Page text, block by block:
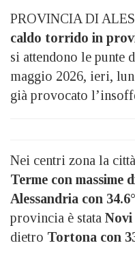
PROVINCIA DI
caldo torrido in
si attendono le punte
maggio 2026, ieri,
già provocato
Nei centri zona la
Terme con massime
Alessandria con 34.6°
provincia è stata Novi
dietro Tortona con